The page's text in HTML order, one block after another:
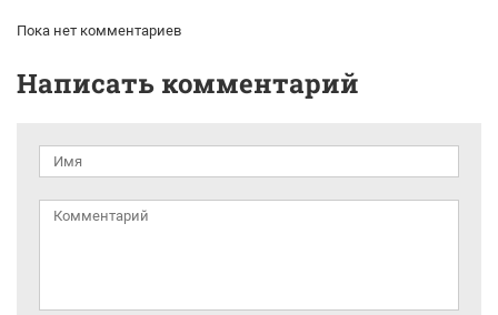
Пока нет комментариев
Написать комментарий